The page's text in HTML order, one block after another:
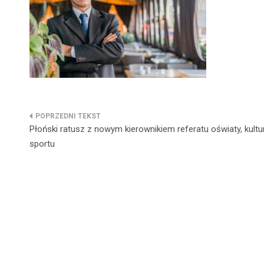
Nawigacja
wpisu
Płoński ratusz z nowym kierownikiem referatu oświaty,
sportu